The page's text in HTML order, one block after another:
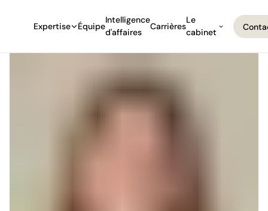
Expertise Équipe
Intelligence
d'affaires
Carrières
Le
cabinet